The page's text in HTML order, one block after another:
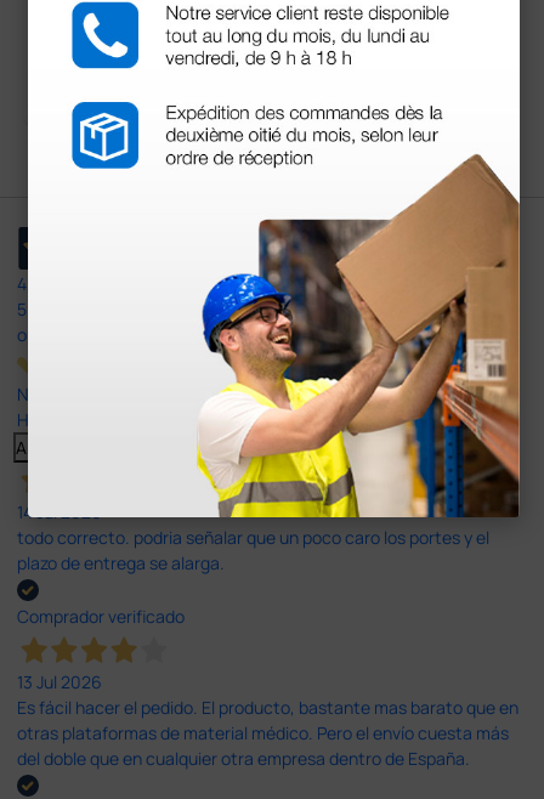
176,88 € 201,00 €
(Precio sin IVA)
1 ud.
4,4
597
opiniones
Nuestras reseñas de 4 y 5 estrellas.
Haga clic aquí para leerlos todos >
Anterior
14 Jul 2026
todo correcto. podria señalar que un poco caro los portes y el
plazo de entrega se alarga.
Comprador verificado
13 Jul 2026
Es fácil hacer el pedido. El producto, bastante mas barato que en
otras plataformas de material médico. Pero el envío cuesta más
del doble que en cualquier otra empresa dentro de España.